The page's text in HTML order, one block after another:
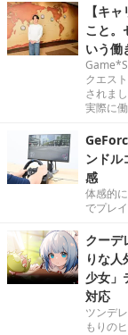
【キ
こと。
いう働
クエス
されま
実際に
ンドル
感
体感的
でプレ
クーデ
りな
少女」
対応
ツンデ
もりの